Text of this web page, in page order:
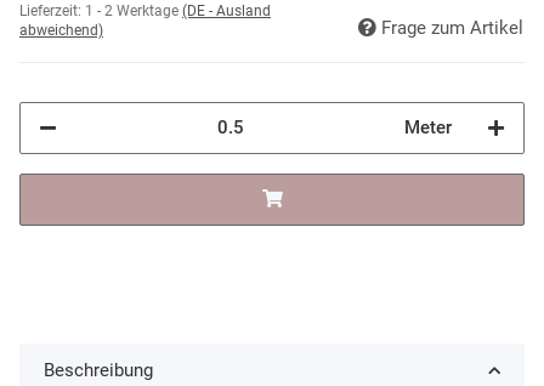
Lieferzeit: 1 - 2 Werktage (DE - Ausland
abweichend)
Frage zum Artikel
Meter
Beschreibung